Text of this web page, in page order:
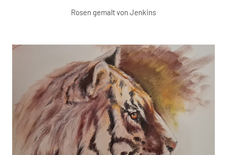
Rosen gemalt von Jenkins